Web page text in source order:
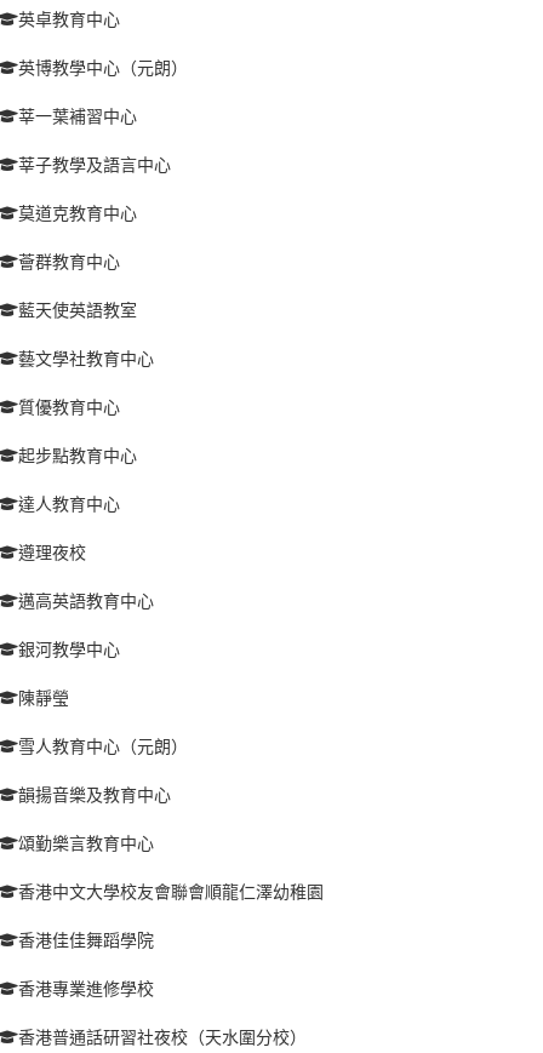
英卓教育中心
英博教學中心（元朗）
莘一葉補習中心
莘子教學及語言中心
莫道克教育中心
薈群教育中心
藍天使英語教室
藝文學社教育中心
質優教育中心
起步點教育中心
達人教育中心
遵理夜校
邁高英語教育中心
銀河教學中心
陳靜瑩
雪人教育中心（元朗）
韻揚音樂及教育中心
頌勤樂言教育中心
香港中文大學校友會聯會順龍仁澤幼稚園
香港佳佳舞蹈學院
香港專業進修學校
香港普通話研習社夜校（天水圍分校）